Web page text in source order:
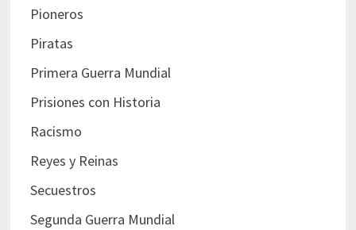
Pioneros
Piratas
Primera Guerra Mundial
Prisiones con Historia
Racismo
Reyes y Reinas
Secuestros
Segunda Guerra Mundial